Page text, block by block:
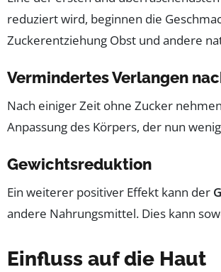
reduziert wird, beginnen die
Zuckerentziehung Obst und andere
Vermindertes Verlangen
Nach einiger Zeit ohne Zucker
Anpassung des Körpers, der nun
Gewichtsreduktion
Ein weiterer positiver Effekt kann der
andere Nahrungsmittel. Dies kann
Einfluss auf die Haut